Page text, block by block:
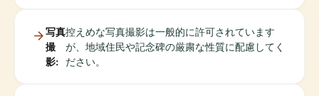
写真
撮
影:
控えめな写真撮影は一般的に許可されています
が、地域住民や記念碑の厳粛な性質に配慮してく
ださい。